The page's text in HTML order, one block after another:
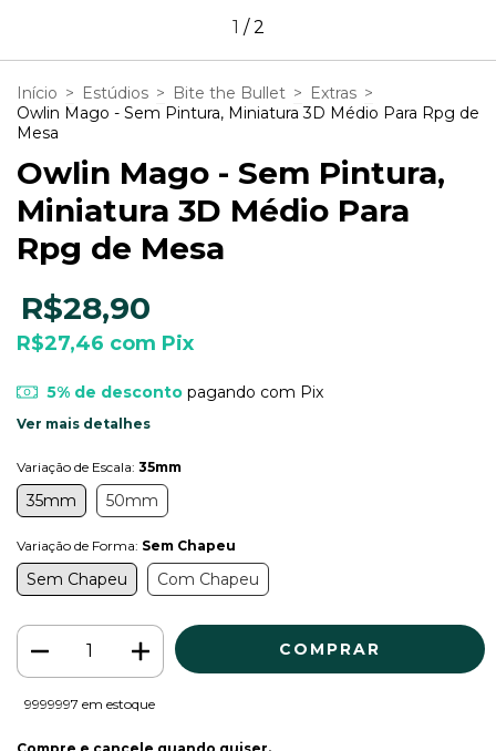
1 /2
Início > Estúdios > Bite the Bullet > Extras >
Owlin Mago - Sem Pintura, Miniatura 3D Médio Para Rpg de
Mesa
Owlin Mago - Sem Pintura,
Miniatura 3D Médio Para
Rpg de Mesa
R$28,90
R$27,46 com Pix
5% de descontopagando com Pix
Ver mais detalhes
Variação de Escala: 35mm
35mm 50mm
Variação de Forma: Sem Chapeu
Sem Chapeu Com Chapeu
9999997 em estoque